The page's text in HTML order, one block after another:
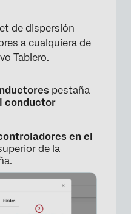
de dispersión
a cualquiera de
Tablero.
pestaña
conductor
en el
de la